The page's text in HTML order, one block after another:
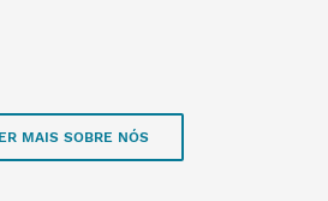
MAIS SOBRE NÓS